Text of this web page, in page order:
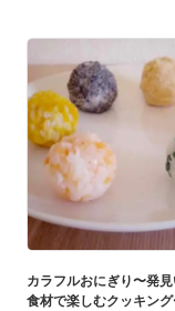
カラフルおにぎり〜発見
食材で楽しむクッキン